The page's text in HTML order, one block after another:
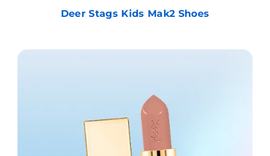
Deer Stags Kids Mak2 Shoes